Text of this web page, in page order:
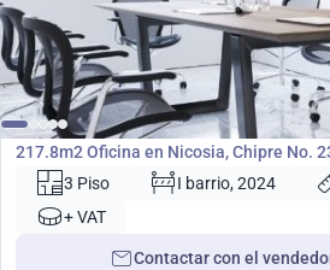
€ 882 000
Oficina
217.8m2 Oficina en Nicosia, Chipre No.
3 Piso
I barrio, 2024
+ VAT
Contactar con el